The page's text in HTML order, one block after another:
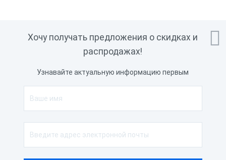

Хочу получать предложения о скидках и
распродажах!
Узнавайте актуальную информацию первым